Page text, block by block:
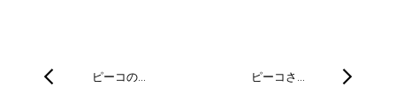
ピーコの… ピーコさ…